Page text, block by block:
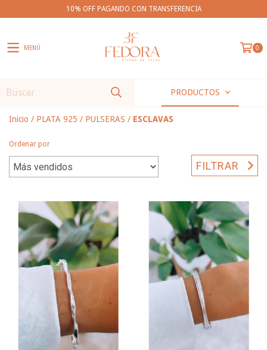
10% OFF PAGANDO CON TRANSFERENCIA
MENÚ 0
PRODUCTOS
Inicio / PLATA 925 / PULSERAS / ESCLAVAS
Ordenar por
FILTRAR